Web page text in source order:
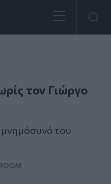
τον Γιώργο
του